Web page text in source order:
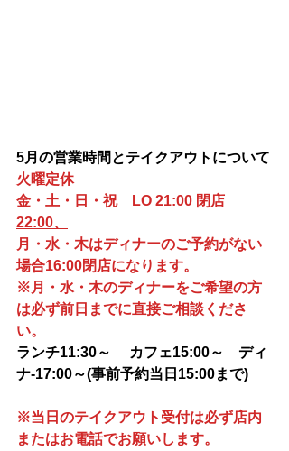
5月の営業時間とテイクアウトについて
火曜定休
金・土・日・祝　LO 21:00 閉店
22:00、
月・水・木はディナーのご予約がない
場合16:00閉店になります。
※月・水・木のディナーをご希望の方
は必ず前日までに直接ご相談くださ
い。
ランチ11:30～ 　カフェ15:00～　ディ
ナ-17:00～(事前予約当日15:00まで)
※当日のテイクアウト受付は必ず店内
またはお電話でお願いします。